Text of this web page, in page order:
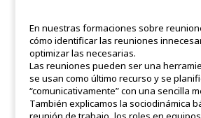
En nuestras formaciones sobre
cómo identificar las reuniones
optimizar las necesarias.
Las reuniones pueden ser una
se usan como último recurso y se
“comunicativamente” con una sencilla
También explicamos la sociodinámica